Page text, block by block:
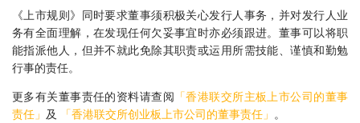
《上市规则》同时要求董事须积极关心发行人事务，并对发行人业
务有全面理解，在发现任何欠妥事宜时亦必须跟进。董事可以将职
能指派他人，但并不就此免除其职责或运用所需技能、谨慎和勤勉
行事的责任。
更多有关董事责任的资料请查阅 「香港联交所主板上市公司的董事
责任」 及 「香港联交所创业板上市公司的董事责任」 。